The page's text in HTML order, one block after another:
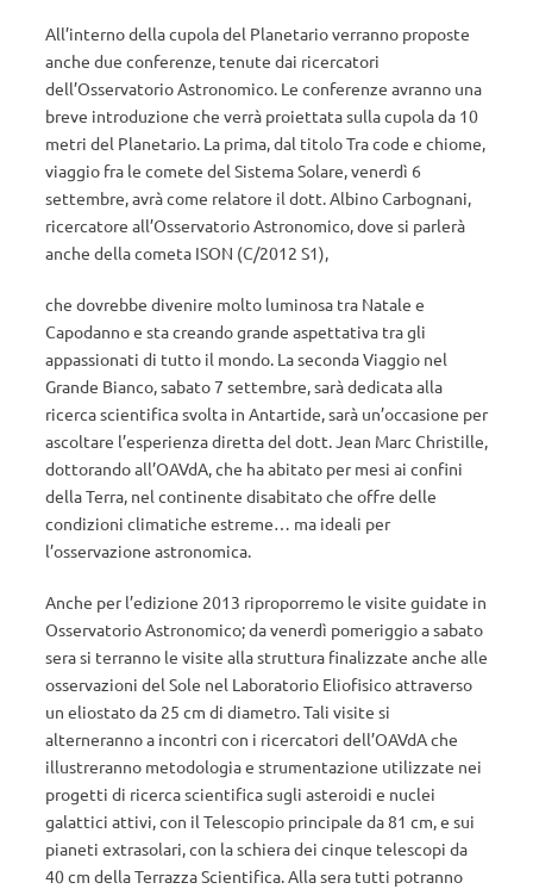
All’interno della cupola del Planetario verranno proposte
anche due conferenze, tenute dai ricercatori
dell’Osservatorio Astronomico. Le conferenze avranno una
breve introduzione che verrà proiettata sulla cupola da 10
metri del Planetario. La prima, dal titolo Tra code e chiome,
viaggio fra le comete del Sistema Solare, venerdì 6
settembre, avrà come relatore il dott. Albino Carbognani,
ricercatore all’Osservatorio Astronomico, dove si parlerà
anche della cometa ISON (C/2012 S1),
che dovrebbe divenire molto luminosa tra Natale e
Capodanno e sta creando grande aspettativa tra gli
appassionati di tutto il mondo. La seconda Viaggio nel
Grande Bianco, sabato 7 settembre, sarà dedicata alla
ricerca scientifica svolta in Antartide, sarà un’occasione per
ascoltare l’esperienza diretta del dott. Jean Marc Christille,
dottorando all’OAVdA, che ha abitato per mesi ai confini
della Terra, nel continente disabitato che offre delle
condizioni climatiche estreme… ma ideali per
l’osservazione astronomica.
Anche per l’edizione 2013 riproporremo le visite guidate in
Osservatorio Astronomico; da venerdì pomeriggio a sabato
sera si terranno le visite alla struttura finalizzate anche alle
osservazioni del Sole nel Laboratorio Eliofisico attraverso
un eliostato da 25 cm di diametro. Tali visite si
alterneranno a incontri con i ricercatori dell’OAVdA che
illustreranno metodologia e strumentazione utilizzate nei
progetti di ricerca scientifica sugli asteroidi e nuclei
galattici attivi, con il Telescopio principale da 81 cm, e sui
pianeti extrasolari, con la schiera dei cinque telescopi da
40 cm della Terrazza Scientifica. Alla sera tutti potranno